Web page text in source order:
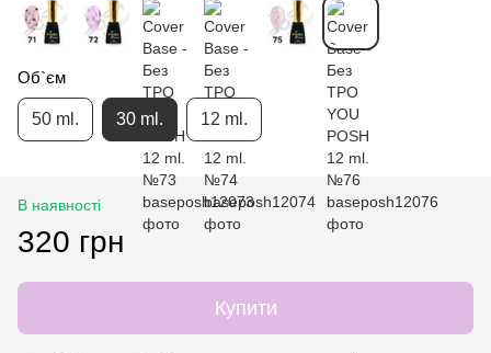
Об`єм
50 ml. 30 ml. 12 ml.
В наявності
320 грн
Купити